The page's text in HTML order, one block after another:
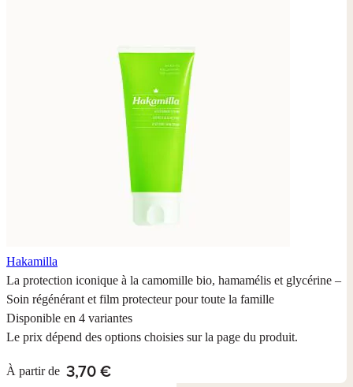
Hakamilla
La protection iconique à la camomille bio, hamamélis et glycérine –
Soin régénérant et film protecteur pour toute la famille
Disponible en 4 variantes
Le prix dépend des options choisies sur la page du produit.
À partir de 3,70 €